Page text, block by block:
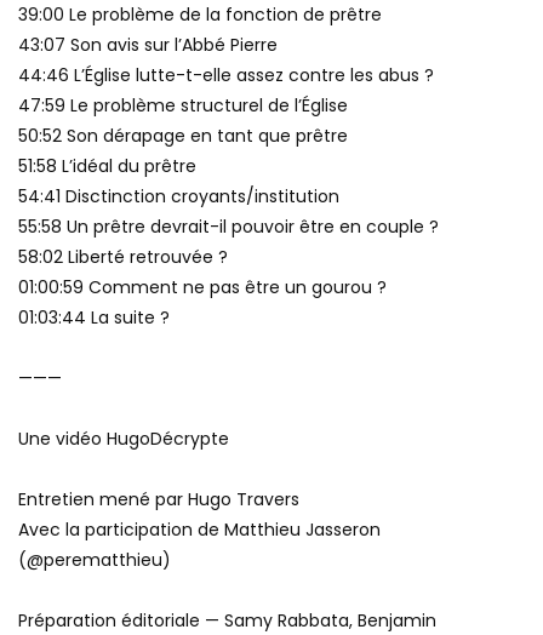
39:00 Le problème de la fonction de prêtre
43:07 Son avis sur l’Abbé Pierre
44:46 L’Église lutte-t-elle assez contre les abus ?
47:59 Le problème structurel de l’Église
50:52 Son dérapage en tant que prêtre
51:58 L’idéal du prêtre
54:41 Disctinction croyants/institution
55:58 Un prêtre devrait-il pouvoir être en couple ?
58:02 Liberté retrouvée ?
01:00:59 Comment ne pas être un gourou ?
01:03:44 La suite ?
———
Une vidéo HugoDécrypte
Entretien mené par Hugo Travers
Avec la participation de Matthieu Jasseron
(‪@perematthieu‬)
Préparation éditoriale — Samy Rabbata, Benjamin